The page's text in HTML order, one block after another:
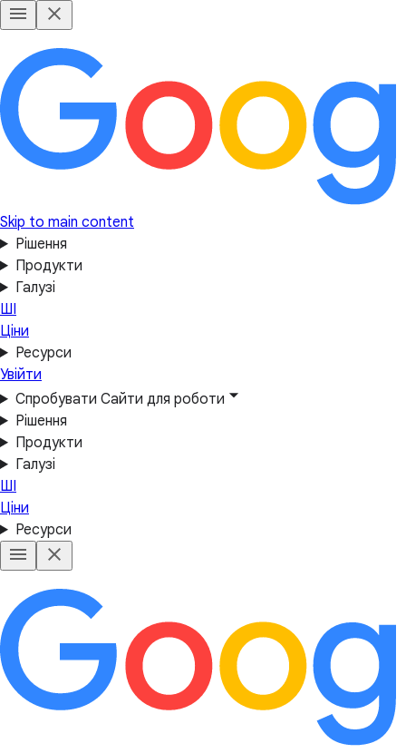
Skip to main content
Рішення
Продукти
Галузі
ШІ
Ціни
Ресурси
Увійти
Спробувати Сайти для роботи
Рішення
Продукти
Галузі
ШІ
Ціни
Ресурси